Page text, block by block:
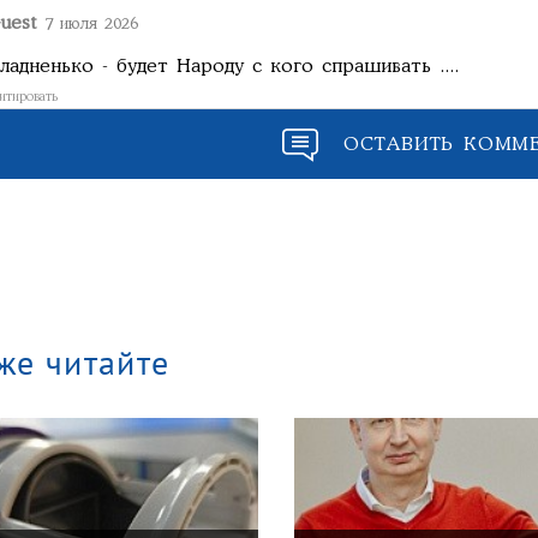
7 июля 2026
- будет Народу с кого спрашивать ....
ОСТАВИТЬ
читайте